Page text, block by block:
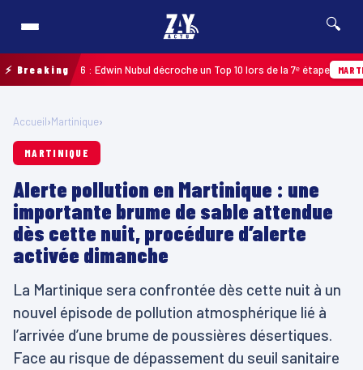
🔍
⚡ Breaking
2026 : Edwin Nubul décroche un Top 10 lors de la 7ᵉ étape MARTINIQUE
Accueil›Martinique›
MARTINIQUE
Alerte pollution en Martinique : une
importante brume de sable attendue
dès cette nuit, procédure d’alerte
activée dimanche
La Martinique sera confrontée dès cette nuit à un
nouvel épisode de pollution atmosphérique lié à
l’arrivée d’une brume de poussières désertiques.
Face au risque de dépassement du seuil sanitaire